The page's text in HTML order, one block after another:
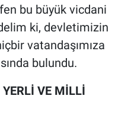
bu büyük vicdani
ki, devletimizin
vatandaşımıza
bulundu.
VE MİLLİ